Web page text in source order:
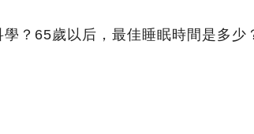
？65歲以后，最佳睡眠時間是多少